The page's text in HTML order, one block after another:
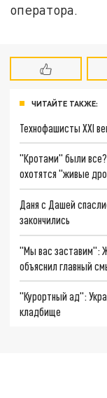
оператора.
ЧИТАЙТЕ ТАКЖЕ:
Технофашисты XXI
"Кротами" были все?
охотятся "живые
Даня с Дашей
закончились
"Мы вас заставим":
объяснил главный
"Курортный ад":
кладбище